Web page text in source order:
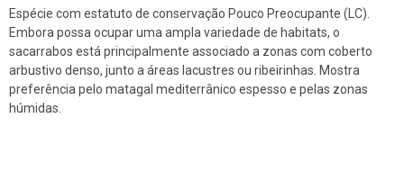
Espécie com estatuto de conservação Pouco Preocupante (LC).
Embora possa ocupar uma ampla variedade de habitats, o
sacarrabos está principalmente associado a zonas com coberto
arbustivo denso, junto a áreas lacustres ou ribeirinhas. Mostra
preferência pelo matagal mediterrânico espesso e pelas zonas
húmidas.